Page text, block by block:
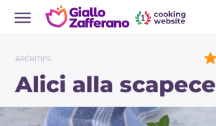
APÉRITIFS
Alici alla scapece